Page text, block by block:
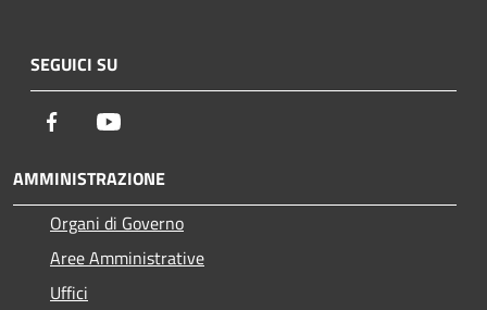
SEGUICI SU
Facebook
AMMINISTRAZIONE
Organi di Governo
Aree Amministrative
Uffici